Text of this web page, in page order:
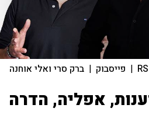
| פייסבוק | ברק סרי ואלי אוחנה
אפליה, הדרה